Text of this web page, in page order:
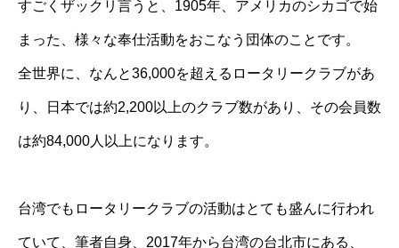
すごくザックリ言うと、1905年、アメリカのシカゴで始
まった、様々な奉仕活動をおこなう団体のことです。
全世界に、なんと36,000を超えるロータリークラブがあ
り、日本では約2,200以上のクラブ数があり、その会員数
は約84,000人以上になります。
台湾でもロータリークラブの活動はとても盛んに行われ
ていて、筆者自身、2017年から台湾の台北市にある、